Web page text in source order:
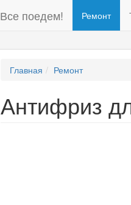
Все поедем! Ремонт
Главная Ремонт
Антифриз